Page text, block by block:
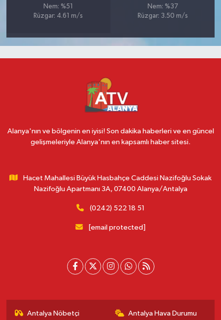
Nem: %51
Rüzgar: 4.61 m/s
Nem: %37
Rüzgar: 3.50 m/s
Alanya'nın ve bölgenin en iyisi! Son dakika haberleri ve en güncel
gelişmeleriyle Alanya'nın en kapsamlı haber sitesi.
Hacet Mahallesi Büyük Hasbahçe Caddesi Nazifoğlu Sokak
Nazifoğlu Apartmanı 3A, 07400 Alanya/Antalya
(0242) 522 18 51
[email protected]
Antalya Nöbetçi
Antalya Hava Durumu